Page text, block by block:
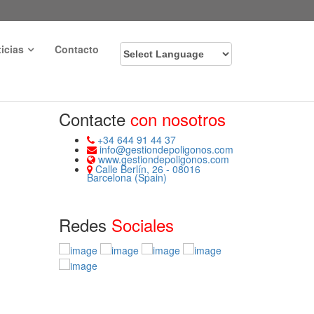
Contacto
Contacte con nosotros
+34 644 91 44 37
info@gestiondepoligonos.com
www.gestiondepoligonos.com
Calle Berlín, 26 - 08016
Barcelona (Spain)
Redes Sociales